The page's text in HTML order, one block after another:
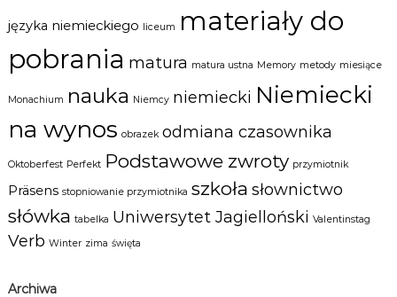
języka niemieckiego liceum
materiały do
pobrania matura matura ustna Memory metody miesiące
Monachium nauka Niemcy niemiecki Niemiecki
na wynos obrazek odmiana czasownika
Oktoberfest Perfekt Podstawowe zwroty przymiotnik
Präsens stopniowanie przymiotnika szkoła słownictwo
słówka tabelka Uniwersytet Jagielloński Valentinstag
Verb Winter zima święta
Archiwa